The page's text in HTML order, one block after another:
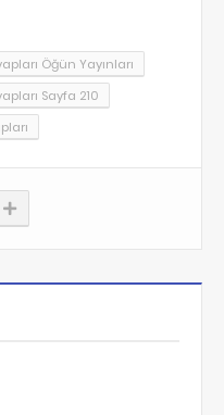
Öğün Yayınları
Sayfa 210